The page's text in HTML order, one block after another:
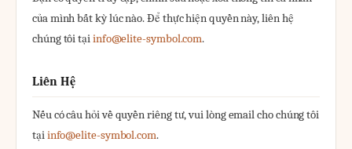
của mình bất kỳ lúc nào. Để thực hiện quyền này, liên hệ
chúng tôi tạiinfo@elite-symbol.com.
Liên Hệ
Nếu có câu hỏi về quyền riêng tư, vui lòng email cho chúng tôi
tạiinfo@elite-symbol.com.